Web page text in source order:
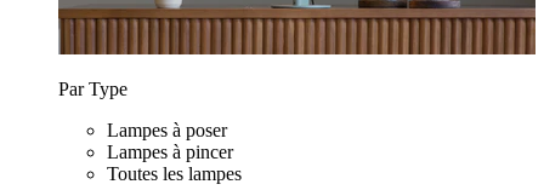
Par Type
Lampes à poser
Lampes à pincer
Toutes les lampes